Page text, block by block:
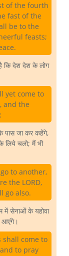
of the fourth
fast of the
be to the
feasts;
कि देश देश के लोग
yet come to
and the
पास जा कर कहेंगे,
लिये चलो; मैं भी
to another,
the LORD,
go also.
में सेनाओं के यहोवा
आएंगे।
shall come to
to pray